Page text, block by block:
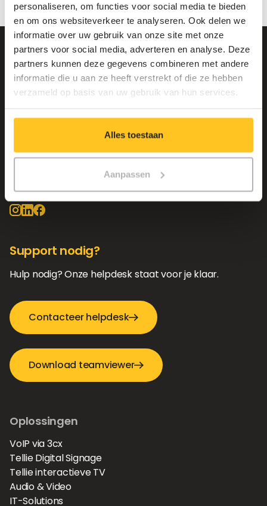
personaliseren, om functies voor social media te bieden
en om ons websiteverkeer te analyseren. Ook delen we
informatie over uw gebruik van onze site met onze
partners voor social media, adverteren en analyse. Deze
partners kunnen deze gegevens combineren met andere
informatie die u aan ze heeft verstrekt of die ze hebben
verzameld op basis van uw gebruik van hun services.
Alles toestaan
Aanpassen
Sint-Jorisstraat 96, 8730 Beernem
info@connectify.be
BTW BE0700.317.531
RPR Gent, afdeling Brugge
Support nodig?
Hulp nodig? Onze helpdesk staat voor je klaar.
Contacteer helpdesk
Download teamviewer
Oplossingen
VoIP via 3cx
Tellie Digital Signage
Tellie interactieve TV
Audio & Video
IT-Solutions